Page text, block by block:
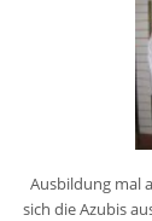
Ausbildung mal
sich die Azubis